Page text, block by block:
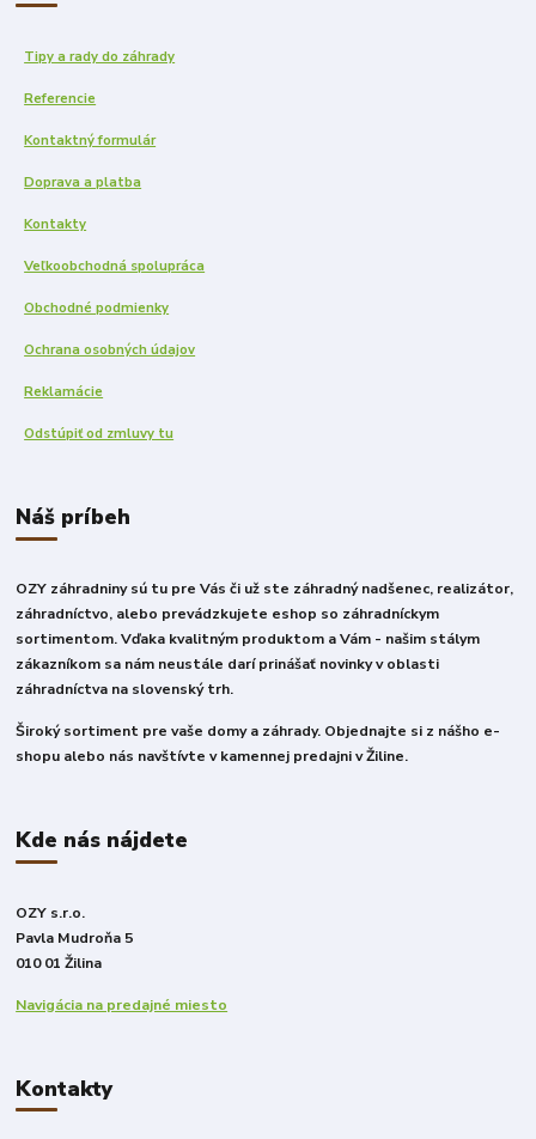
Tipy a rady do záhrady
Referencie
Kontaktný formulár
Doprava a platba
Kontakty
Veľkoobchodná spolupráca
Obchodné podmienky
Ochrana osobných údajov
Reklamácie
Odstúpiť od zmluvy tu
Náš príbeh
OZY záhradniny sú tu pre Vás či už ste záhradný nadšenec, realizátor,
záhradníctvo, alebo prevádzkujete eshop so záhradníckym
sortimentom. Vďaka kvalitným produktom a Vám - našim stálym
zákazníkom sa nám neustále darí prinášať novinky v oblasti
záhradníctva na slovenský trh.
Široký sortiment pre vaše domy a záhrady. Objednajte si z nášho e-
shopu alebo nás navštívte v kamennej predajni v Žiline.
Kde nás nájdete
OZY s.r.o.
Pavla Mudroňa 5
010 01 Žilina
Navigácia na predajné miesto
Kontakty